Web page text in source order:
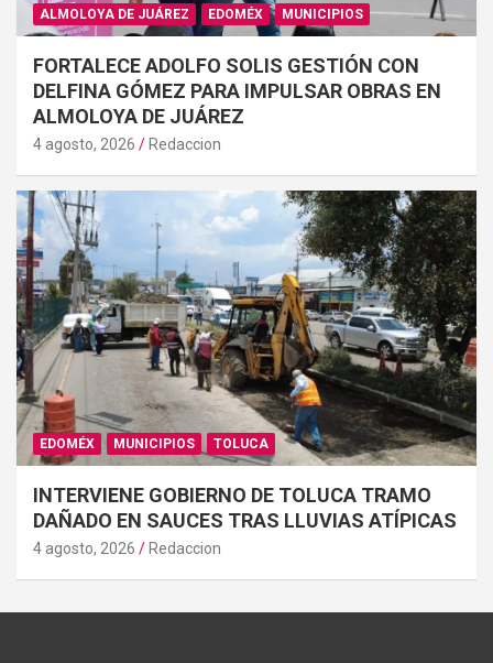
ALMOLOYA DE JUÁREZ EDOMÉX MUNICIPIOS
FORTALECE ADOLFO SOLIS GESTIÓN CON
DELFINA GÓMEZ PARA IMPULSAR OBRAS EN
ALMOLOYA DE JUÁREZ
4 agosto, 2026 Redaccion
EDOMÉX MUNICIPIOS TOLUCA
INTERVIENE GOBIERNO DE TOLUCA TRAMO
DAÑADO EN SAUCES TRAS LLUVIAS ATÍPICAS
4 agosto, 2026 Redaccion